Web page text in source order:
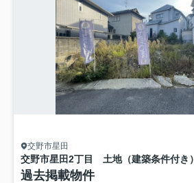
交野市星田
交野市星田2丁目 土地（建築条件付き）
過去掲載物件